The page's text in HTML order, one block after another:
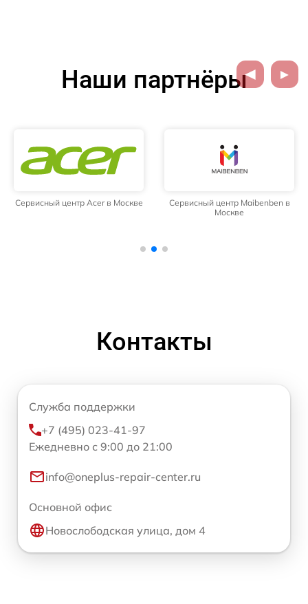
Наши партнёры
Сервисный центр Acer в Москве
Сервисный центр Maibenben в
Москве
Контакты
Служба поддержки
+7 (495) 023-41-97
Ежедневно с 9:00 до 21:00
info@oneplus-repair-center.ru
Основной офис
Новослободская улица, дом 4